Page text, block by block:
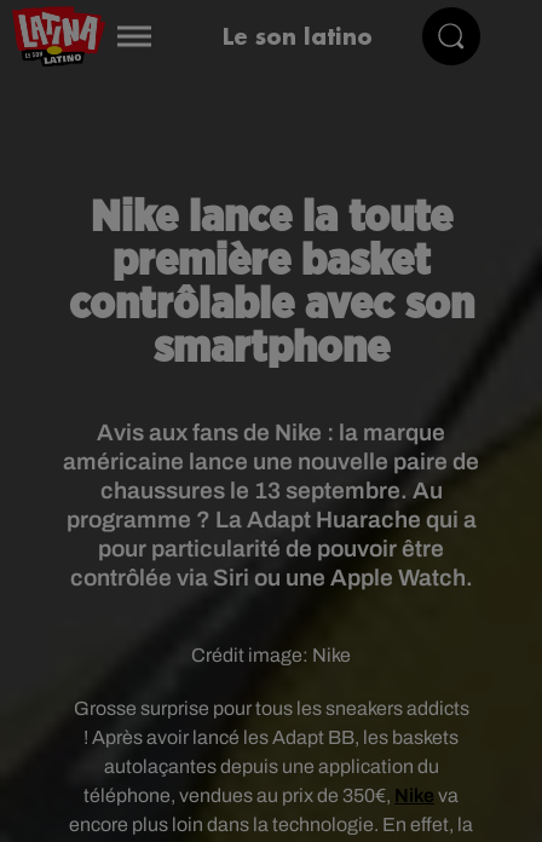
Le son latino
Nike lance la toute
première basket
contrôlable avec son
smartphone
Avis aux fans de Nike : la marque
américaine lance une nouvelle paire de
chaussures le 13 septembre. Au
programme ? La Adapt Huarache qui a
pour particularité de pouvoir être
contrôlée via Siri ou une Apple Watch.
Crédit image: Nike
Grosse surprise pour tous les sneakers addicts
! Après avoir lancé les Adapt BB, les baskets
autolaçantes depuis une application du
téléphone, venduesau prix de 350€, Nike va
encore plus loin dans la technologie. En effet, la